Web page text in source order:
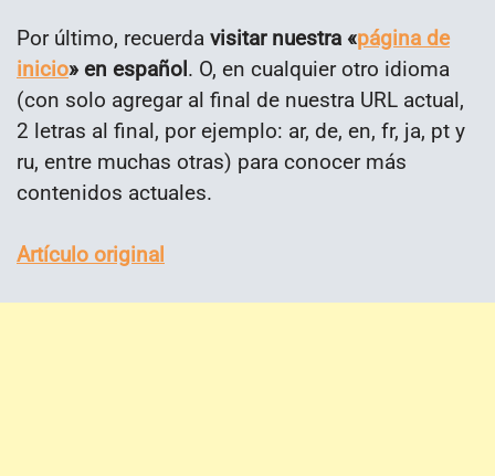
Por último, recuerda visitar nuestra «página de
inicio» en español. O, en cualquier otro idioma
(con solo agregar al final de nuestra URL actual,
2 letras al final, por ejemplo: ar, de, en, fr, ja, pt y
ru, entre muchas otras) para conocer más
contenidos actuales.
Artículo original